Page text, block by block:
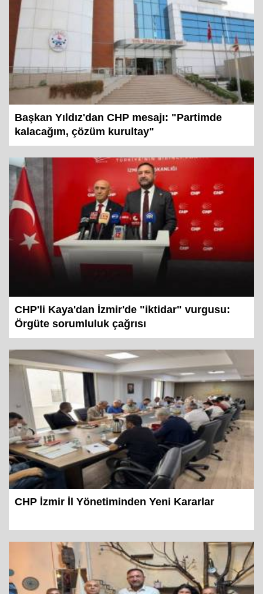
Başkan Yıldız'dan CHP mesajı: "Partimde
kalacağım, çözüm kurultay"
CHP'li Kaya'dan İzmir'de "iktidar" vurgusu:
Örgüte sorumluluk çağrısı
CHP İzmir İl Yönetiminden Yeni Kararlar